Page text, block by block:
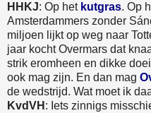
HHKJ: Op het kutgras. Op
Amsterdammers zonder
miljoen lijkt op weg naar
jaar kocht Overmars dat
strik eromheen en dikke
ook mag zijn. En dan mag
de wedstrijd. Wat moet ik
KvdVH : Iets zinnigs